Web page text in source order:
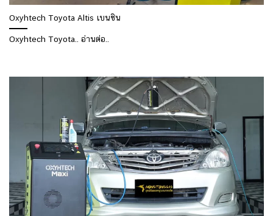
Oxyhtech Toyota Altis เบนซิน
Oxyhtech Toyota.. อ่านต่อ..